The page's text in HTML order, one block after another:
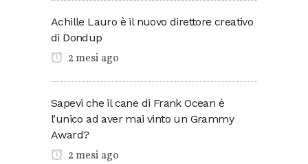
Achille Lauro è il nuovo direttore creativo
di Dondup
2 mesi ago
Sapevi che il cane di Frank Ocean è
l’unico ad aver mai vinto un Grammy
Award?
2 mesi ago